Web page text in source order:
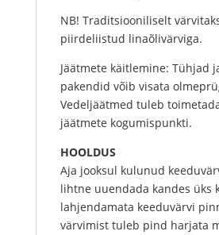
NB! Traditsiooniliselt
piirdeliistud linaõlivärviga.
Jäätmete käitlemine: Tühjad
pakendid võib visata
Vedeljäätmed tuleb
jäätmete kogumispunkti.
HOOLDUS
Aja jooksul kulunud
lihtne uuendada kandes üks
lahjendamata keeduvärvi
värvimist tuleb pind harjata